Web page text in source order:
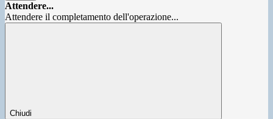
Attendere...
Attendere il completamento dell'operazione...
Chiudi